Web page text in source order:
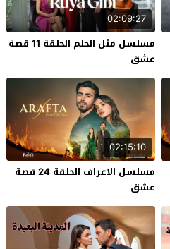
02:09:27
مسلسل مثل الحلم الحلقة 11 قصة
عشق
02:15:10
مسلسل الاعراف الحلقة 24 قصة
عشق